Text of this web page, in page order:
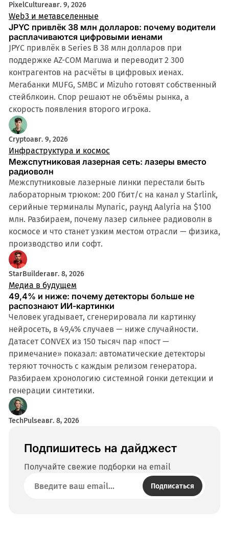
PixelCultureавг. 9, 2026
Web3 и метавселенные
JPYC привлёк 38 млн долларов: почему водители
расплачиваются цифровыми иенами
JPYC привлёк в Series B 38 млн долларов при
поддержке AZ-COM Maruwa и переводит 2 300
контрагентов на расчёты в цифровых иенах.
Мегабанки MUFG, SMBC и Mizuho готовят собственный
стейблкоин. Спор решают не объёмы рынка, а
скорость появления второго игрока.
Cryptoавг. 9, 2026
Инфраструктура и космос
Межспутниковая лазерная сеть: лазеры вместо
радиоволн
Межспутниковые лазерные линки перестали быть
лабораторным трюком: 200 Гбит/с на канал у Starlink,
серийные терминалы Mynaric, раунд Aalyria на $100
млн. Разбираем, почему лазер сильнее радиоволн в
космосе и что станет узким местом отрасли — физика,
производство или софт.
StarBuilderавг. 8, 2026
Медиа в будущем
49,4% и ниже: почему детекторы больше не
распознают ИИ-картинки
Человек угадывает, сгенерировала ли картинку
нейросеть, в 49,4% случаев — ниже случайности.
Датасет CONVEX из 150 тысяч пар «пост —
примечание» показал: автоматические детекторы
теряют точность с каждым релизом генератора.
Разбираем хронологию системной гонки детекции и
генерации синтетики.
TechPulseавг. 8, 2026
Подпишитесь на дайджест
Получайте свежие подборки на email
Подписаться